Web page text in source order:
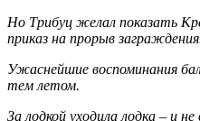
Но Трибуц желал показать
приказ на прорыв
Ужаснейшие воспоминания
тем летом.
За лодкой уходила лодка – и